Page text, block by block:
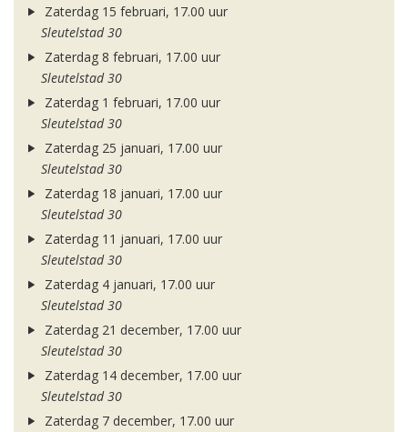
Zaterdag 15 februari, 17.00 uur
Sleutelstad 30
Zaterdag 8 februari, 17.00 uur
Sleutelstad 30
Zaterdag 1 februari, 17.00 uur
Sleutelstad 30
Zaterdag 25 januari, 17.00 uur
Sleutelstad 30
Zaterdag 18 januari, 17.00 uur
Sleutelstad 30
Zaterdag 11 januari, 17.00 uur
Sleutelstad 30
Zaterdag 4 januari, 17.00 uur
Sleutelstad 30
Zaterdag 21 december, 17.00 uur
Sleutelstad 30
Zaterdag 14 december, 17.00 uur
Sleutelstad 30
Zaterdag 7 december, 17.00 uur